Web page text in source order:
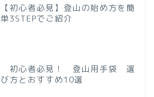
【初心者必見】登山の始め方を簡
単3STEPでご紹介
初心者必見！ 登山用手袋 選
び方とおすすめ10選